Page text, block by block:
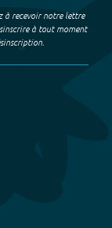
à recevoir notre lettre
à tout moment